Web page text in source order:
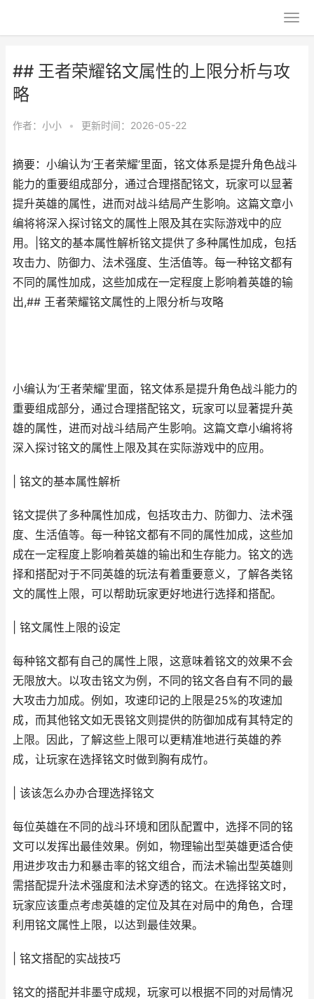
## 王者荣耀铭文属性的上限分析与攻
略
作者： 小小 • 更新时间：2026-05-22
摘要：小编认为‘王者荣耀’里面，铭文体系是提升角色战斗
能力的重要组成部分，通过合理搭配铭文，玩家可以显著
提升英雄的属性，进而对战斗结局产生影响。这篇文章小
编将将深入探讨铭文的属性上限及其在实际游戏中的应
用。|铭文的基本属性解析铭文提供了多种属性加成，包括
攻击力、防御力、法术强度、生活值等。每一种铭文都有
不同的属性加成，这些加成在一定程度上影响着英雄的输
出,## 王者荣耀铭文属性的上限分析与攻略
小编认为‘王者荣耀’里面，铭文体系是提升角色战斗能力的
重要组成部分，通过合理搭配铭文，玩家可以显著提升英
雄的属性，进而对战斗结局产生影响。这篇文章小编将将
深入探讨铭文的属性上限及其在实际游戏中的应用。
| 铭文的基本属性解析
铭文提供了多种属性加成，包括攻击力、防御力、法术强
度、生活值等。每一种铭文都有不同的属性加成，这些加
成在一定程度上影响着英雄的输出和生存能力。铭文的选
择和搭配对于不同英雄的玩法有着重要意义，了解各类铭
文的属性上限，可以帮助玩家更好地进行选择和搭配。
| 铭文属性上限的设定
每种铭文都有自己的属性上限，这意味着铭文的效果不会
无限放大。以攻击铭文为例，不同的铭文各自有不同的最
大攻击力加成。例如，攻速印记的上限是25%的攻速加
成，而其他铭文如无畏铭文则提供的防御加成有其特定的
上限。因此，了解这些上限可以更精准地进行英雄的养
成，让玩家在选择铭文时做到胸有成竹。
| 该该怎么办办合理选择铭文
每位英雄在不同的战斗环境和团队配置中，选择不同的铭
文可以发挥出最佳效果。例如，物理输出型英雄更适合使
用进步攻击力和暴击率的铭文组合，而法术输出型英雄则
需搭配提升法术强度和法术穿透的铭文。在选择铭文时，
玩家应该重点考虑英雄的定位及其在对局中的角色，合理
利用铭文属性上限，以达到最佳效果。
| 铭文搭配的实战技巧
铭文的搭配并非墨守成规，玩家可以根据不同的对局情况